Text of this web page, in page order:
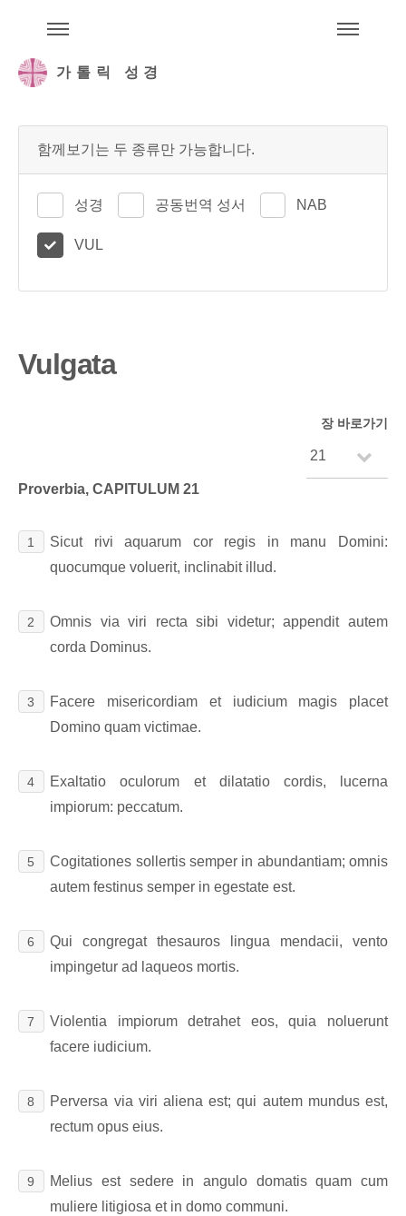
가톨릭 성경
함께보기는 두 종류만 가능합니다.
성경 공동번역 성서 NAB
VUL
Vulgata
장 바로가기
Proverbia, CAPITULUM 21
1
Sicut rivi aquarum cor regis in manu Domini:
quocumque voluerit, inclinabit illud.
2
Omnis via viri recta sibi videtur; appendit autem
corda Dominus.
3
Facere misericordiam et iudicium magis placet
Domino quam victimae.
4
Exaltatio oculorum et dilatatio cordis, lucerna
impiorum: peccatum.
5
Cogitationes sollertis semper in abundantiam; omnis
autem festinus semper in egestate est.
6
Qui congregat thesauros lingua mendacii, vento
impingetur ad laqueos mortis.
7
Violentia impiorum detrahet eos, quia noluerunt
facere iudicium.
8
Perversa via viri aliena est; qui autem mundus est,
rectum opus eius.
9
Melius est sedere in angulo domatis quam cum
muliere litigiosa et in domo communi.